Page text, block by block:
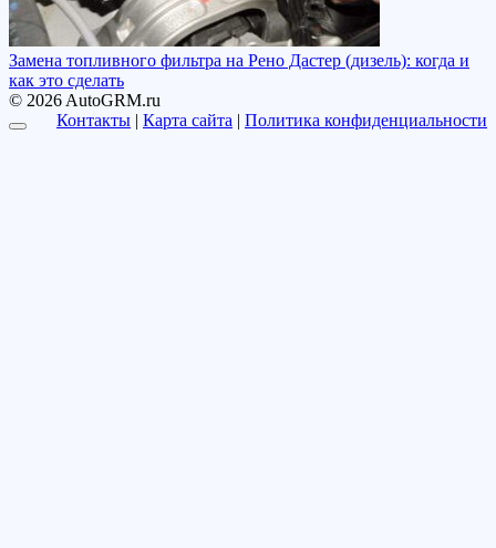
Замена топливного фильтра на Рено Дастер (дизель): когда и
как это сделать
© 2026 AutoGRM.ru
Контакты | Карта сайта | Политика конфиденциальности